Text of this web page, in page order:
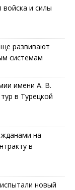
и силы
развивают
системам
имени А. В.
в Турецкой
на
в
новый